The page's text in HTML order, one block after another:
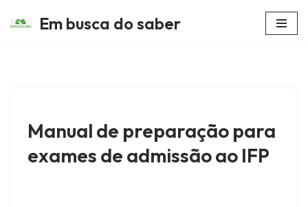
Em busca do saber
Manual de preparação para
exames de admissão ao IFP